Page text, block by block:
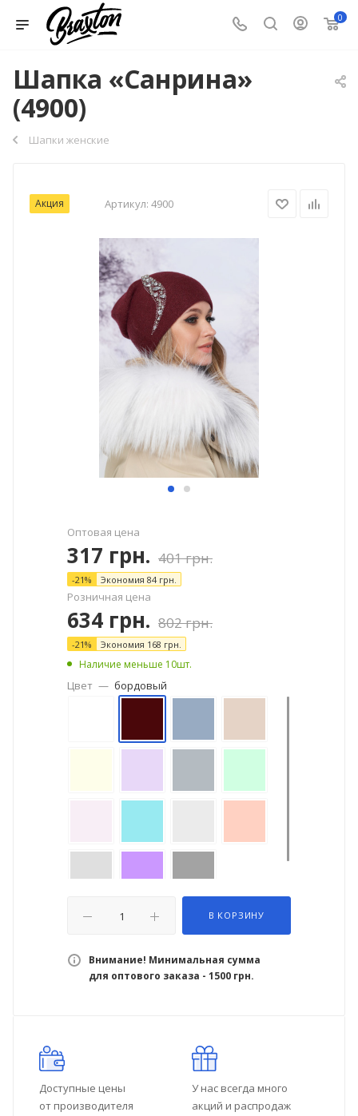
0
Шапка «Санрина»
(4900)
Шапки женские
Акция Артикул: 4900
Оптовая цена
317 грн. 401грн.
-21% Экономия 84грн.
Розничная цена
634 грн. 802грн.
-21% Экономия 168 грн.
Наличие меньше 10шт.
Цвет — бордовый
В КОРЗИНУ
Внимание! Минимальная сумма
для оптового заказа - 1500 грн.
Доступные цены
от производителя
У нас всегда много
акций и распродаж